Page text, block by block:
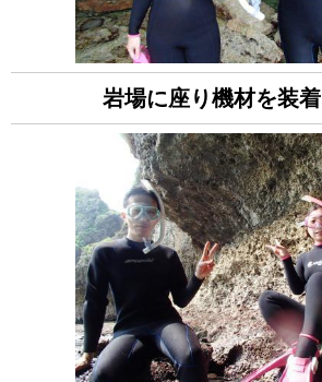
岩場に座り機材を装着